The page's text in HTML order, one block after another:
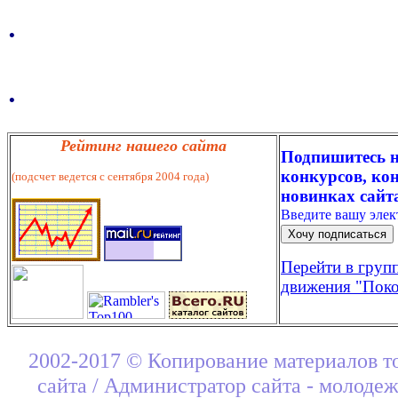
.
.
Рейтинг нашего сайта
(подсчет ведется с сентября 2004 года)
Подпишитесь
конкурсов,
новинках
Введите вашу
Перейти в
движения
2002-2017 © Копирование материалов
сайта / Администратор сайта -